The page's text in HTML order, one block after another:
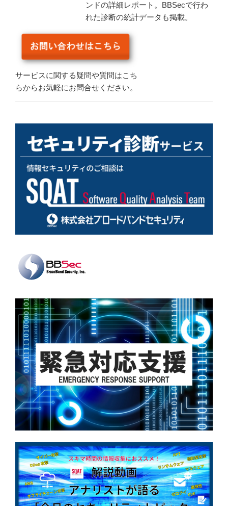
ンドの詳細レポート。BBSecで行わ
れた診断の統計データも掲載。
サービスに関する疑問や質問はこち
らからお気軽にお問合せください。